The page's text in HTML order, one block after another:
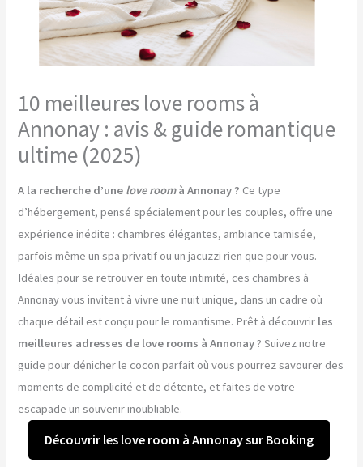
10 meilleures love rooms à
Annonay : avis & guide romantique
ultime (2025)
A la recherche d’une love roomà Annonay ? Ce type
d’hébergement, pensé spécialement pour les couples, offre une
expérience inédite : chambres élégantes, ambiance tamisée,
parfois même un spa privatif ou un jacuzzi rien que pour vous.
Idéales pour se retrouver en toute intimité, ces chambres à
Annonay vous invitent à vivre une nuit unique, dans un cadre où
chaque détail est conçu pour le romantisme. Prêt à découvrir les
meilleures adresses de love rooms à Annonay? Suivez notre
guide pour dénicher le cocon parfait où vous pourrez savourer des
moments de complicité et de détente, et faites de votre
escapade un souvenir inoubliable.
Découvrir les love room à Annonay sur Booking